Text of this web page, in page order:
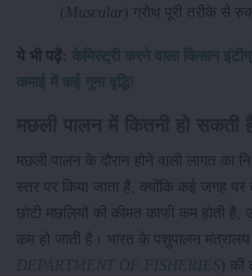
( Muscular ) ग्रोथ पूरी तरीके से
ये भी पढ़ें: केमिस्ट्री करने वाला किसान
कमाई में कई गुना वृद्धि!
मछली पालन के दौरान होने वाली लागत का
स्तर पर किया जाता है, क्योंकि कई जगह
छोटी मछलियों की कीमत काफी कम होती है,
कम हो जाती है। भारत के पशुपालन
DEPARTMENT OF FISHERIES ) की